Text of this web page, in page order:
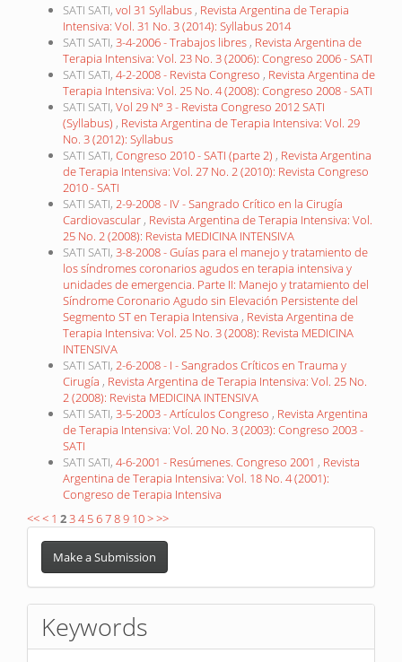
SATI SATI, vol 31 Syllabus , Revista Argentina de Terapia
Intensiva: Vol. 31 No. 3 (2014): Syllabus 2014
SATI SATI, 3-4-2006 - Trabajos libres , Revista Argentina de
Terapia Intensiva: Vol. 23 No. 3 (2006): Congreso 2006 - SATI
SATI SATI, 4-2-2008 - Revista Congreso , Revista Argentina de
Terapia Intensiva: Vol. 25 No. 4 (2008): Congreso 2008 - SATI
SATI SATI, Vol 29 Nº 3 - Revista Congreso 2012 SATI
(Syllabus) , Revista Argentina de Terapia Intensiva: Vol. 29
No. 3 (2012): Syllabus
SATI SATI, Congreso 2010 - SATI (parte 2) , Revista Argentina
de Terapia Intensiva: Vol. 27 No. 2 (2010): Revista Congreso
2010 - SATI
SATI SATI, 2-9-2008 - IV - Sangrado Crítico en la Cirugía
Cardiovascular , Revista Argentina de Terapia Intensiva: Vol.
25 No. 2 (2008): Revista MEDICINA INTENSIVA
SATI SATI, 3-8-2008 - Guías para el manejo y tratamiento de
los síndromes coronarios agudos en terapia intensiva y
unidades de emergencia. Parte II: Manejo y tratamiento del
Síndrome Coronario Agudo sin Elevación Persistente del
Segmento ST en Terapia Intensiva , Revista Argentina de
Terapia Intensiva: Vol. 25 No. 3 (2008): Revista MEDICINA
INTENSIVA
SATI SATI, 2-6-2008 - I - Sangrados Críticos en Trauma y
Cirugía , Revista Argentina de Terapia Intensiva: Vol. 25 No.
2 (2008): Revista MEDICINA INTENSIVA
SATI SATI, 3-5-2003 - Artículos Congreso , Revista Argentina
de Terapia Intensiva: Vol. 20 No. 3 (2003): Congreso 2003 -
SATI
SATI SATI, 4-6-2001 - Resúmenes. Congreso 2001 , Revista
Argentina de Terapia Intensiva: Vol. 18 No. 4 (2001):
Congreso de Terapia Intensiva
<<< 1 2 34 56789 10>>>
Make
Submission
Make a Submission
Keywords